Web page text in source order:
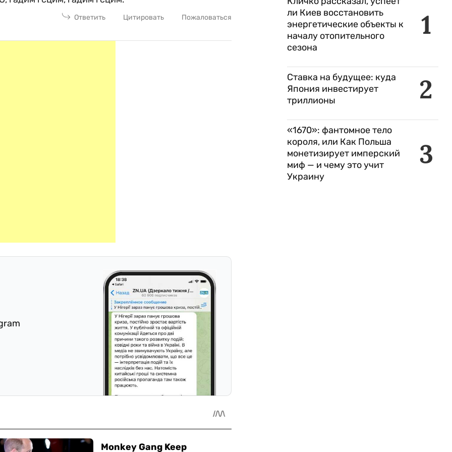
Ответить Цитировать Пожаловаться 1
ли Киев восстановить
энергетические объекты к
началу отопительного
сезона
2
Ставка на будущее: куда
Япония инвестирует
триллионы
3
«1670»: фантомное тело
короля, или Как Польша
монетизирует имперский
миф — и чему это учит
Украину